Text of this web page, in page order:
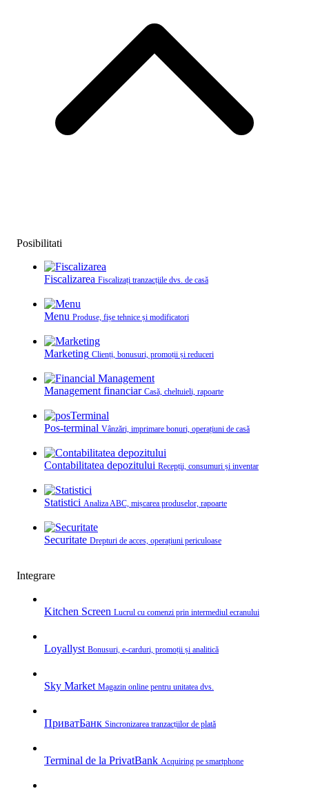
Posibilitati
Fiscalizarea Fiscalizați tranzacțiile dvs. de casă
Menu Produse, fișe tehnice și modificatori
Marketing Clienți, bonusuri, promoții și reduceri
Management financiar Casă, cheltuieli, rapoarte
Pos-terminal Vânzări, imprimare bonuri, operațiuni de casă
Contabilitatea depozitului Recepții, consumuri și inventar
Statistici Analiza ABC, mișcarea produselor, rapoarte
Securitate Drepturi de acces, operațiuni periculoase
Integrare
Kitchen Screen Lucrul cu comenzi prin intermediul ecranului
Loyallyst Bonusuri, e‑carduri, promoții și analitică
Sky Market Magazin online pentru unitatea dvs.
ПриватБанк Sincronizarea tranzacțiilor de plată
Terminal de la PrivatBank Acquiring pe smartphone